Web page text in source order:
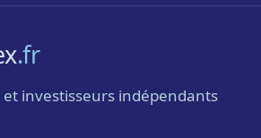
.fr
investisseurs indépendants